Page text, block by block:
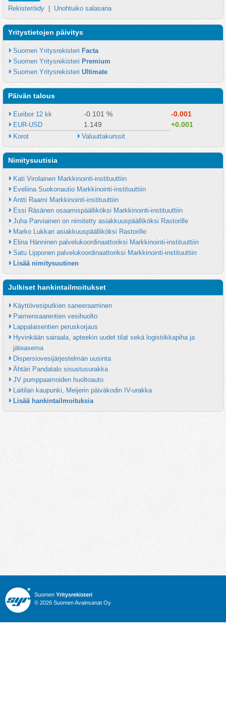
Rekisteröidy Unohtuiko salasana
Yritystietojen päivitys
Suomen Yritysrekisteri Facta
Suomen Yritysrekisteri Premium
Suomen Yritysrekisteri Ultimate
Päivän talous
Euribor 12 kk -0.101 % -0.001
EUR-USD 1.149 +0.001
Korot Valuuttakurssit
Nimitysuutisia
Kati Virolainen Markkinointi-instituuttiin
Eveliina Suokonautio Markkinointi-instituuttiin
Antti Raami Markkinointi-instituuttiin
Essi Räsänen osaamispäälliköksi Markkinointi-instituuttiin
Juha Parviainen on nimitetty asiakkuuspäälliköksi Rastorille
Marko Lukkari asiakkuuspäälliköksi Rastorille
Elina Hänninen palvelukoordinaattoriksi Markkinointi-instituuttiin
Satu Lipponen palvelukoordinaattoriksi Markkinointi-instituuttiin
Lisää nimitysuutinen
Julkiset hankintailmoitukset
Käyttövesiputkien saneeraaminen
Paimensaarentien vesihuolto
Lappalaisentien peruskorjaus
Hyvinkään sairaala, apteekin uudet tilat sekä logistiikkapiha ja
jäteasema
Dispersiovesijärjestelmän uusinta
Ähtäri Pandatalo sisustusurakka
JV pumppaamoiden huoltoauto
Laitilan kaupunki, Meijerin päiväkodin IV-urakka
Lisää hankintailmoituksia
Suomen Yritysrekisteri
© 2026 Suomen Avainsanat Oy